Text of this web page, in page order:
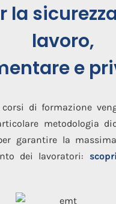
la
lavoro,
e
di formazione
metodologia
garantire la
dei lavoratori: